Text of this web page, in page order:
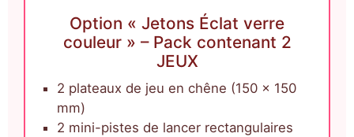
Option « Jetons Éclat verre
couleur » – Pack contenant 2
JEUX
2 plateaux de jeu en chêne (150 x 150
mm)
2 mini-pistes de lancer rectangulaires